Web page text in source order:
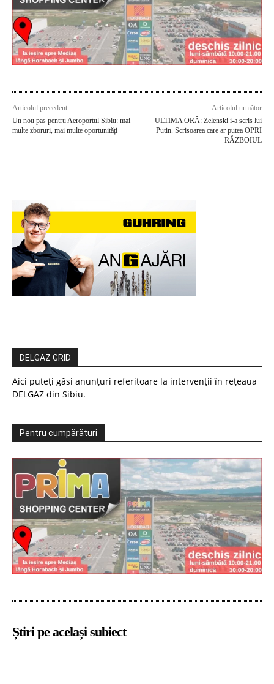
Articolul precedent
Un nou pas pentru Aeroportul Sibiu: mai
multe zboruri, mai multe oportunități
Articolul următor
ULTIMA ORĂ: Zelenski i-a scris lui
Putin. Scrisoarea care ar putea OPRI
RĂZBOIUL
DELGAZ GRID
Aici puteți găsi anunțuri referitoare la intervenții în rețeaua
DELGAZ din Sibiu.
Pentru cumpărături
Știri pe același subiect